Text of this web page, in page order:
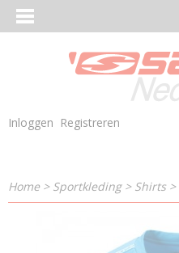
Inloggen Registreren
Home> Sportkleding> Shirts >